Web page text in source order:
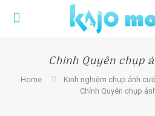
Chỉnh Quyên chụp
Home Kinh nghiệm chụp ảnh
Chỉnh Quyên chụp